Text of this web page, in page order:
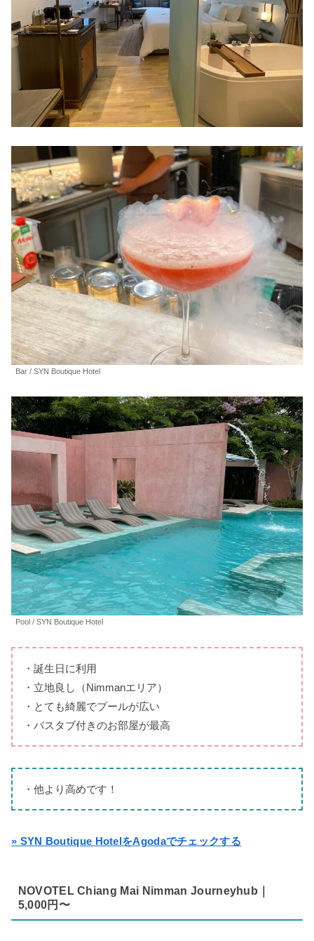
Bar / SYN Boutique Hotel
Pool / SYN Boutique Hotel
・誕生日に利用
・立地良し（Nimmanエリア）
・とても綺麗でプールが広い
・バスタブ付きのお部屋が最高
・他より高めです！
» SYN Boutique HotelをAgodaでチェックする
NOVOTEL Chiang Mai Nimman Journeyhub｜
5,000円〜